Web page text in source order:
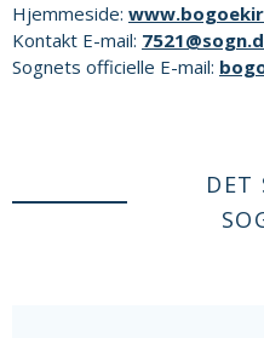
Hjemmeside:
Kontakt E-mail:
Sognets officielle E-mail:
DET